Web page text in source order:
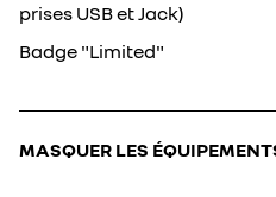
MASQUER LES
prises USB et Jack)
Badge "Limited"